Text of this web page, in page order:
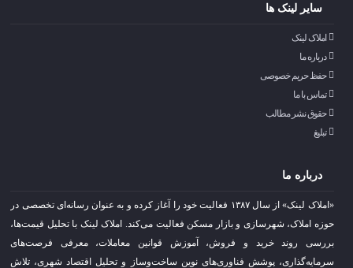
سایر لینک ها
املاک لینک
درباره ما
حفظ حریم خصوصی
تماس با ما
حقوق نشر مطالب
تبلیغ
درباره ما
«املاک لینک» از سال ۱۳۸۷ فعالیت خود را آغاز کرده و به عنوان رسانه‌ای تخصصی در
حوزه املاک، شهرسازی و بازار مسکن فعالیت می‌کند. املاک لینک با تحلیل قیمت‌ها،
بررسی روند خرید و فروش، آموزش قوانین معاملات، معرفی فرصت‌های
سرمایه‌گذاری، پوشش فناوری‌های نوین ساخت‌وساز و تحلیل اقتصاد شهری، تلاش